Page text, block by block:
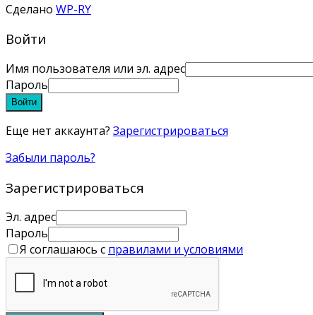
Сделано WP-RY
Войти
Имя пользователя или эл. адрес
Пароль
Войти
Еще нет аккаунта? Зарегистрироваться
Забыли пароль?
Зарегистрироваться
Эл. адрес
Пароль
Я соглашаюсь с правилами и условиями